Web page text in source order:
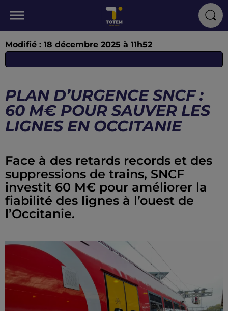
Modifié : 18 décembre 2025 à 11h52
PLAN D’URGENCE SNCF :
60 M€ POUR SAUVER LES
LIGNES EN OCCITANIE
Face à des retards records et des
suppressions de trains, SNCF
investit 60 M€ pour améliorer la
fiabilité des lignes à l’ouest de
l’Occitanie.